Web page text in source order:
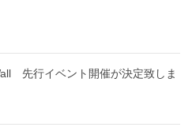
先行イベント開催が決定致しま